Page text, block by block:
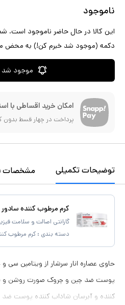
ناموجود
این کالا در حال حاضر ناموجود است.
دکمه (موجود شد خبرم کن!) به محض
موجود شد
امکان خرید اقساطی با
پرداخت در چهار قسط بدون
توضیحات تکمیلی مشخصات
کرم مرطوب کننده سادور مدل
گارانتی اصالت و سلامت
دسته بندی : کرم مرطوب
حاوی عصاره انار سرشار از ویتامین سی و
پوست ضد چین و چروک صورت روشن و
کننده و آبرسان شاداب کننده پوست